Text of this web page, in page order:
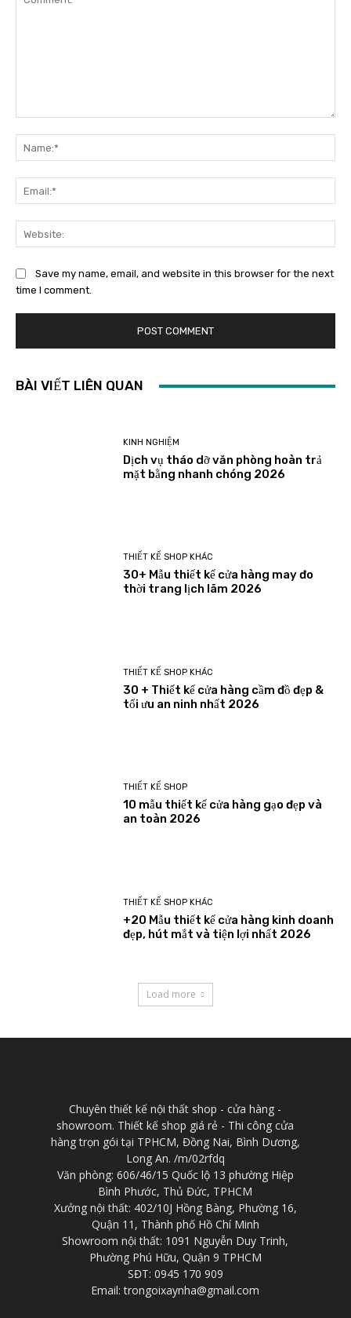
Save my name, email, and website in this browser for the next
time I comment.
BÀI VIẾT LIÊN QUAN
KINH NGHIỆM
Dịch vụ tháo dỡ văn phòng hoàn trả
mặt bằng nhanh chóng 2026
THIẾT KẾ SHOP KHÁC
30+ Mẫu thiết kế cửa hàng may đo
thời trang lịch lãm 2026
THIẾT KẾ SHOP KHÁC
30 + Thiết kế cửa hàng cầm đồ đẹp &
tối ưu an ninh nhất 2026
THIẾT KẾ SHOP
10 mẫu thiết kế cửa hàng gạo đẹp và
an toàn 2026
THIẾT KẾ SHOP KHÁC
+20 Mẫu thiết kế cửa hàng kinh doanh
đẹp, hút mắt và tiện lợi nhất 2026
Load more
Chuyên thiết kế nội thất shop - cửa hàng -
showroom. Thiết kế shop giá rẻ - Thi công cửa
hàng trọn gói tại TPHCM, Đồng Nai, Bình Dương,
Long An. /m/02rfdq
Văn phòng: 606/46/15 Quốc lộ 13 phường Hiệp
Bình Phước, Thủ Đức, TPHCM
Xưởng nội thất: 402/10J Hồng Bàng, Phường 16,
Quận 11, Thành phố Hồ Chí Minh
Showroom nội thất: 1091 Nguyễn Duy Trinh,
Phường Phú Hữu, Quận 9 TPHCM
SĐT: 0945 170 909
Email: trongoixaynha@gmail.com